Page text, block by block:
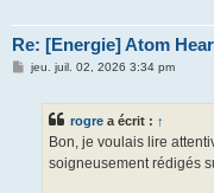
Re: [Energie] Atom
Mjeu. juil. 02, 2026 3:34 pm
rogre a écrit : ↑
Bon, je voulais lire
soigneusement rédigés